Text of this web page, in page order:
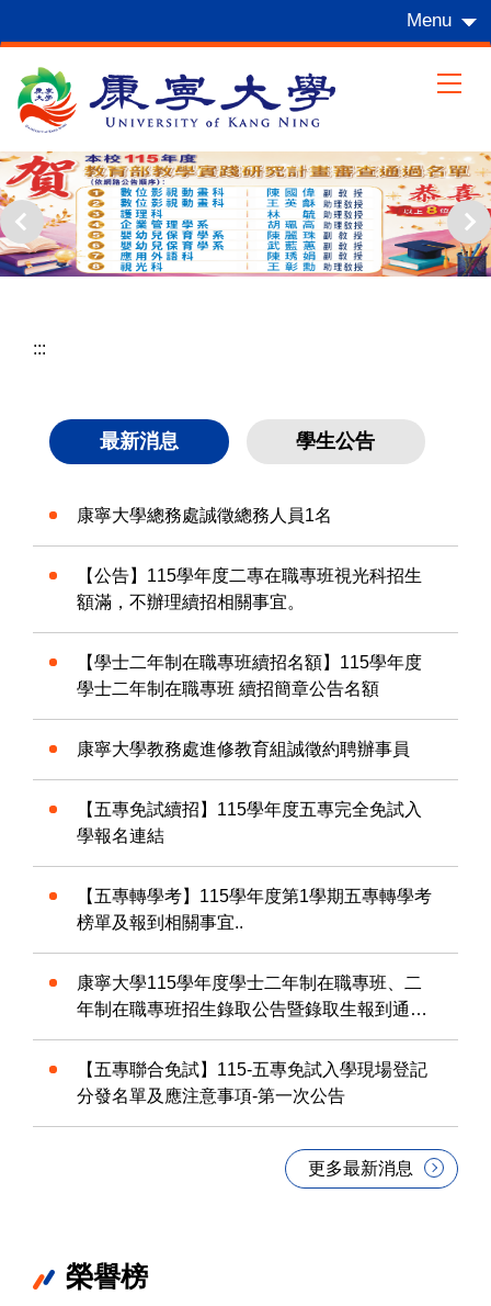
到
要
內
容
區
Menu
:::
最新消息 學生公告
康寧大學總務處誠徵總務人員1名
【公告】115學年度二專在職專班視光科招生
額滿，不辦理續招相關事宜。
【學士二年制在職專班續招名額】115學年度
學士二年制在職專班 續招簡章公告名額
康寧大學教務處進修教育組誠徵約聘辦事員
【五專免試續招】115學年度五專完全免試入
學報名連結
【五專轉學考】115學年度第1學期五專轉學考
榜單及報到相關事宜..
康寧大學115學年度學士二年制在職專班、二
年制在職專班招生錄取公告暨錄取生報到通知
單.
【五專聯合免試】115-五專免試入學現場登記
分發名單及應注意事項-第一次公告
更多最新消息
榮譽榜